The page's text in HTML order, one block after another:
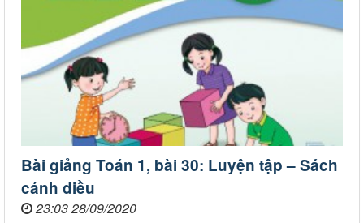
Bài giảng Toán 1, bài 30: Luyện tập – Sách
cánh diều
23:03 28/09/2020